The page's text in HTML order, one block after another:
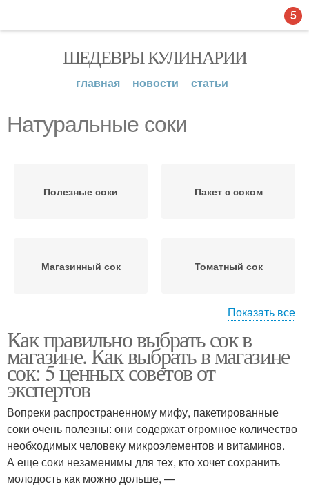
ШЕДЕВРЫ КУЛИНАРИИ
главная новости статьи
Натуральные соки
Полезные соки Пакет с соком
Магазинный сок Томатный сок
Популярный сок Сок в россии
Сок в пакетах Натуральный сок
Показать все
Как правильно выбрать сок в
магазине. Как выбрать в магазине
сок: 5 ценных советов от
экспертов
Вопреки распространенному мифу, пакетированные
соки очень полезны: они содержат огромное количество
необходимых человеку микроэлементов и витаминов.
А еще соки незаменимы для тех, кто хочет сохранить
молодость как можно дольше, —
5